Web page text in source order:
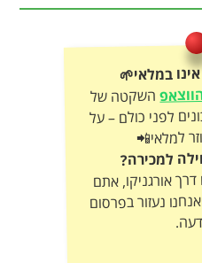
במלאי🌱
השקטה של
אורגניקו וקבלו עדכונים לפני כולם – על
למלאי📲
למכירה?
אורגניקו, אתם
נעזור בפרסום